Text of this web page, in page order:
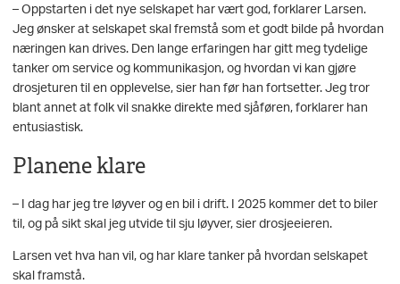
– Oppstarten i det nye selskapet har vært god, forklarer Larsen.
Jeg ønsker at selskapet skal fremstå som et godt bilde på hvordan
næringen kan drives. Den lange erfaringen har gitt meg tydelige
tanker om service og kommunikasjon, og hvordan vi kan gjøre
drosjeturen til en opplevelse, sier han før han fortsetter. Jeg tror
blant annet at folk vil snakke direkte med sjåføren, forklarer han
entusiastisk.
Planene klare
– I dag har jeg tre løyver og en bil i drift. I 2025 kommer det to biler
til, og på sikt skal jeg utvide til sju løyver, sier drosjeeieren.
Larsen vet hva han vil, og har klare tanker på hvordan selskapet
skal framstå.